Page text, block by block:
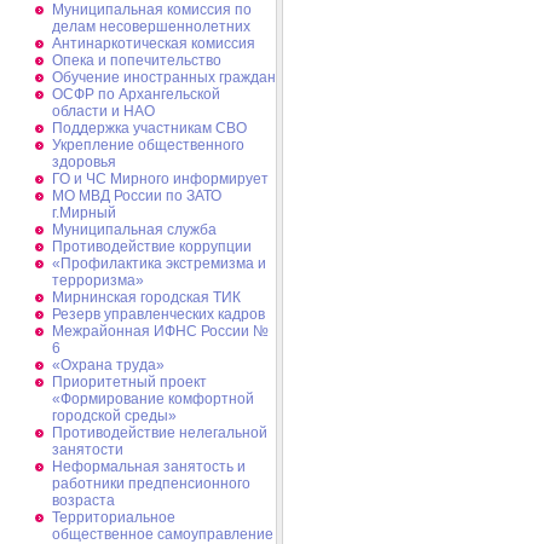
Муниципальная комиссия по
делам несовершеннолетних
Антинаркотическая комиссия
Опека и попечительство
Обучение иностранных граждан
ОСФР по Архангельской
области и НАО
Поддержка участникам СВО
Укрепление общественного
здоровья
ГО и ЧС Мирного информирует
МО МВД России по ЗАТО
г.Мирный
Муниципальная cлужба
Противодействие коррупции
«Профилактика экстремизма и
терроризма»
Мирнинская городская ТИК
Резерв управленческих кадров
Межрайонная ИФНС России №
6
«Охрана труда»
Приоритетный проект
«Формирование комфортной
городской среды»
Противодействие нелегальной
занятости
Неформальная занятость и
работники предпенсионного
возраста
Территориальное
общественное самоуправление